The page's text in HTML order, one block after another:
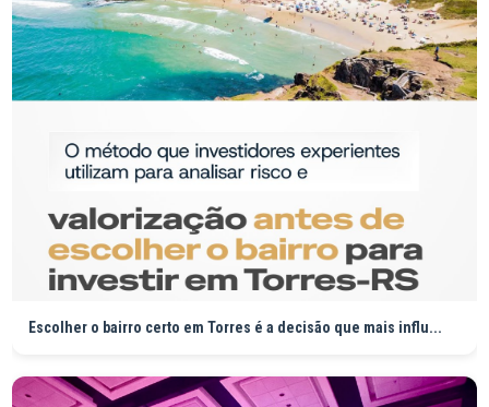
Escolher o bairro certo em Torres é a decisão que mais influ...